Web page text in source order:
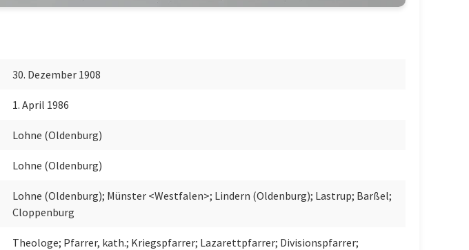
30. Dezember 1908
1. April 1986
Lohne (Oldenburg)
Lohne (Oldenburg)
Lohne (Oldenburg); Münster <Westfalen>; Lindern (Oldenburg); Lastrup; Barßel;
Cloppenburg
Theologe; Pfarrer, kath.; Kriegspfarrer; Lazarettpfarrer; Divisionspfarrer;